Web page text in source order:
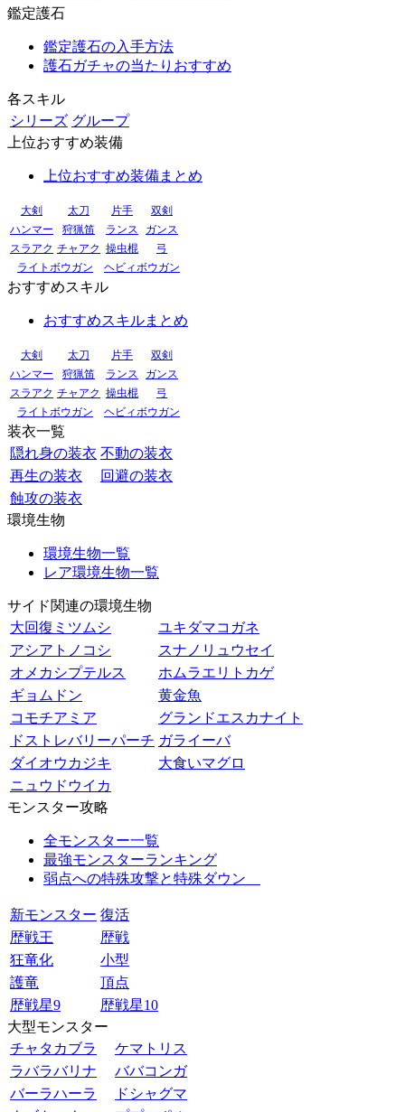
鑑定護石
鑑定護石の入手方法
護石ガチャの当たりおすすめ
各スキル
シリーズ グループ
上位おすすめ装備
上位おすすめ装備まとめ
大剣 太刀 片手
双剣
ハンマー
狩猟笛 ランス
ガンス
スラアク チャアク 操虫棍
弓
ライトボウガン
ヘビィボウガン
おすすめスキル
おすすめスキルまとめ
大剣 太刀 片手
双剣
ハンマー
狩猟笛 ランス
ガンス
スラアク チャアク 操虫棍
弓
ライトボウガン
ヘビィボウガン
装衣一覧
隠れ身の装衣 不動の装衣
再生の装衣
回避の装衣
蝕攻の装衣
環境生物
環境生物一覧
レア環境生物一覧
サイド関連の環境生物
大回復ミツムシ
ユキダマコガネ
アシアトノコシ
スナノリュウセイ
オメカシプテルス
ホムラエリトカゲ
ギョムドン
黄金魚
コモチアミア
グランドエスカナイト
ドストレバリーパーチ ガライーバ
ダイオウカジキ
大食いマグロ
ニュウドウイカ
モンスター攻略
全モンスター一覧
最強モンスターランキング
弱点への特殊攻撃と特殊ダウン
新モンスター 復活
歴戦王
歴戦
狂竜化
小型
護竜
頂点
歴戦星9
歴戦星10
大型モンスター
チャタカブラ
ケマトリス
ラバラバリナ
ババコンガ
バーラハーラ
ドシャグマ